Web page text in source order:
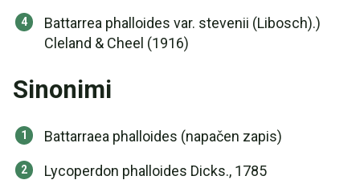
Battarrea phalloides var. stevenii (Libosch).)
Cleland & Cheel (1916)
Sinonimi
Battarraea phalloides (napačen zapis)
Lycoperdon phalloides Dicks., 1785